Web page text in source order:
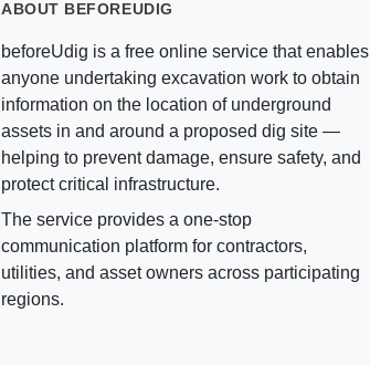
ABOUT BEFOREUDIG
beforeUdig is a free online service that enables
anyone undertaking excavation work to obtain
information on the location of underground
assets in and around a proposed dig site —
helping to prevent damage, ensure safety, and
protect critical infrastructure.
The service provides a one-stop
communication platform for contractors,
utilities, and asset owners across participating
regions.